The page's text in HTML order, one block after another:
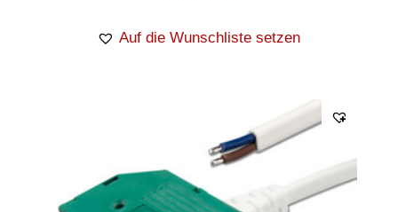
Auf die Wunschliste setzen